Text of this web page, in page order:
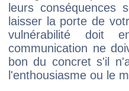
leurs conséquences
laisser la porte de
vulnérabilité doit
communication ne
bon du concret s'il
l'enthousiasme ou le